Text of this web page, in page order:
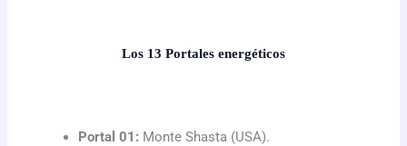
Los 13 Portales energéticos
Portal 01: Monte Shasta (USA).